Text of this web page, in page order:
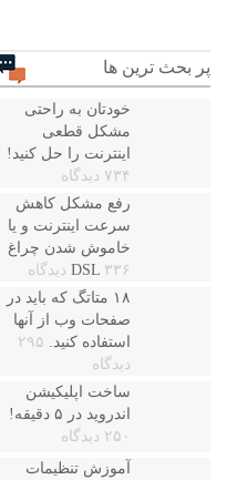
پر بحث ترین ها
خودتان به راحتی
مشکل قطعی
اینترنت را حل کنید!
۷۳۴ دیدگاه
رفع مشکل کاهش
سرعت اینترنت و یا
خاموش شدن چراغ
DSL ۳۳۶ دیدگاه
۱۸ متاتگ که باید در
صفحات وب از آنها
استفاده کنید. ۲۹۵
دیدگاه
ساخت اپلیکیشن
اندروید در ۵ دقیقه!
۲۵۰ دیدگاه
آموزش تنظیمات